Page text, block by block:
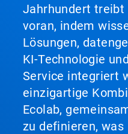
Jahrhundert treibt
voran, indem
Lösungen,
KI-Technologie
Service integriert
einzigartige
Ecolab,
zu definieren, was